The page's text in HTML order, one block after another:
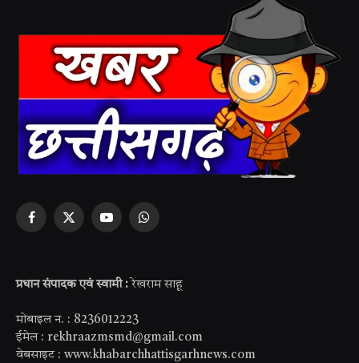
Facebook
X
YouTubeWhatsApp
प्रधान संपादक एवं स्वामी : रेखराम साहू
मोबाइल न. : 8236012223
ईमेल : rekhraazmsmd@gmail.com
वेबसाइट : www.khabarchhattisgarhnews.com